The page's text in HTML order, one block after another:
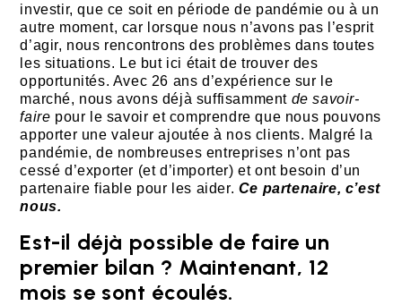
investir, que ce soit en période de pandémie ou à un
autre moment, car lorsque nous n’avons pas l’esprit
d’agir, nous rencontrons des problèmes dans toutes
les situations. Le but ici était de trouver des
opportunités. Avec 26 ans d’expérience sur le
marché, nous avons déjà suffisamment de savoir-
faire pour le savoir et comprendre que nous pouvons
apporter une valeur ajoutée à nos clients. Malgré la
pandémie, de nombreuses entreprises n’ont pas
cessé d’exporter (et d’importer) et ont besoin d’un
partenaire fiable pour les aider. Ce partenaire, c’est
nous.
Est-il déjà possible de faire un
premier bilan ? Maintenant, 12
mois se sont écoulés.